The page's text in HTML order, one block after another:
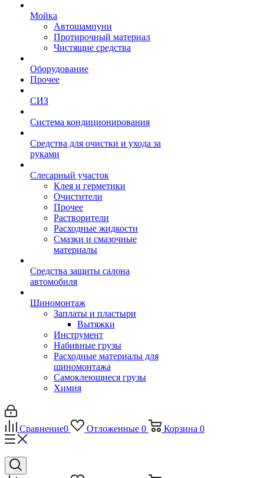
Мойка
Автошампуни
Протирочный материал
Чистящие средства
Оборудование
Прочее
СИЗ
Система кондиционирования
Средства для очистки и ухода за
руками
Слесарный участок
Клея и герметики
Очистители
Прочее
Растворители
Расходные жидкости
Смазки и смазочные
материалы
Средства защиты салона
автомобиля
Шиномонтаж
Заплаты и пластыри
Вытяжки
Инструмент
Набивные грузы
Расходные материалы для
шиномонтажа
Самоклеющиеся грузы
Химия
Сравнение0 Отложенные 0 Корзина 0